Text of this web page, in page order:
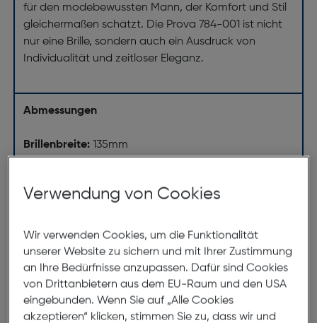
für den modebewussten Mann, der Komfort und Stil
gleichermaßen schätzt. Die Prova 784-001 ist nicht
nur eine Brille, sondern auch ein Ausdruck von
Individualität und zeitloser Eleganz.
Abmessungen
Brillenbreite: 135mm
Glasbreite:52mm
(individuell ausrichtbar)
135mm
Verwendung von Cookies
Wir verwenden Cookies, um die Funktionalität
unserer Website zu sichern und mit Ihrer Zustimmung
an Ihre Bedürfnisse anzupassen. Dafür sind Cookies
von Drittanbietern aus dem EU-Raum und den USA
eingebunden. Wenn Sie auf „Alle Cookies
akzeptieren“ klicken, stimmen Sie zu, dass wir und